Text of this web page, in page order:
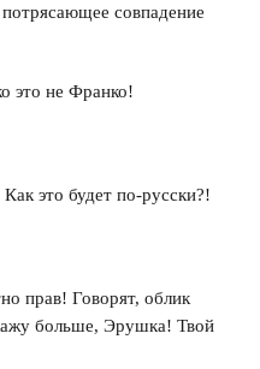
совпадение
это не Франко!
это будет по-русски?!
прав! Говорят, облик
больше, Эрушка! Твой